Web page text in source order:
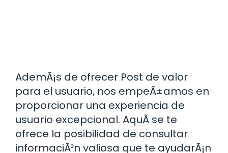
AdemÃ¡s de ofrecer Post de valor
para el usuario, nos empeÃ±amos en
proporcionar una experiencia de
usuario excepcional. AquÃ­ se te
ofrece la posibilidad de consultar
informaciÃ³n valiosa que te ayudarÃ¡n